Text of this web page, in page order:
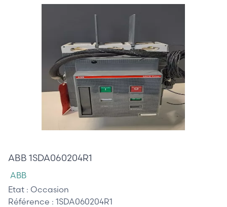
ABB 1SDA060204R1
ABB
Etat : Occasion
Référence : 1SDA060204R1